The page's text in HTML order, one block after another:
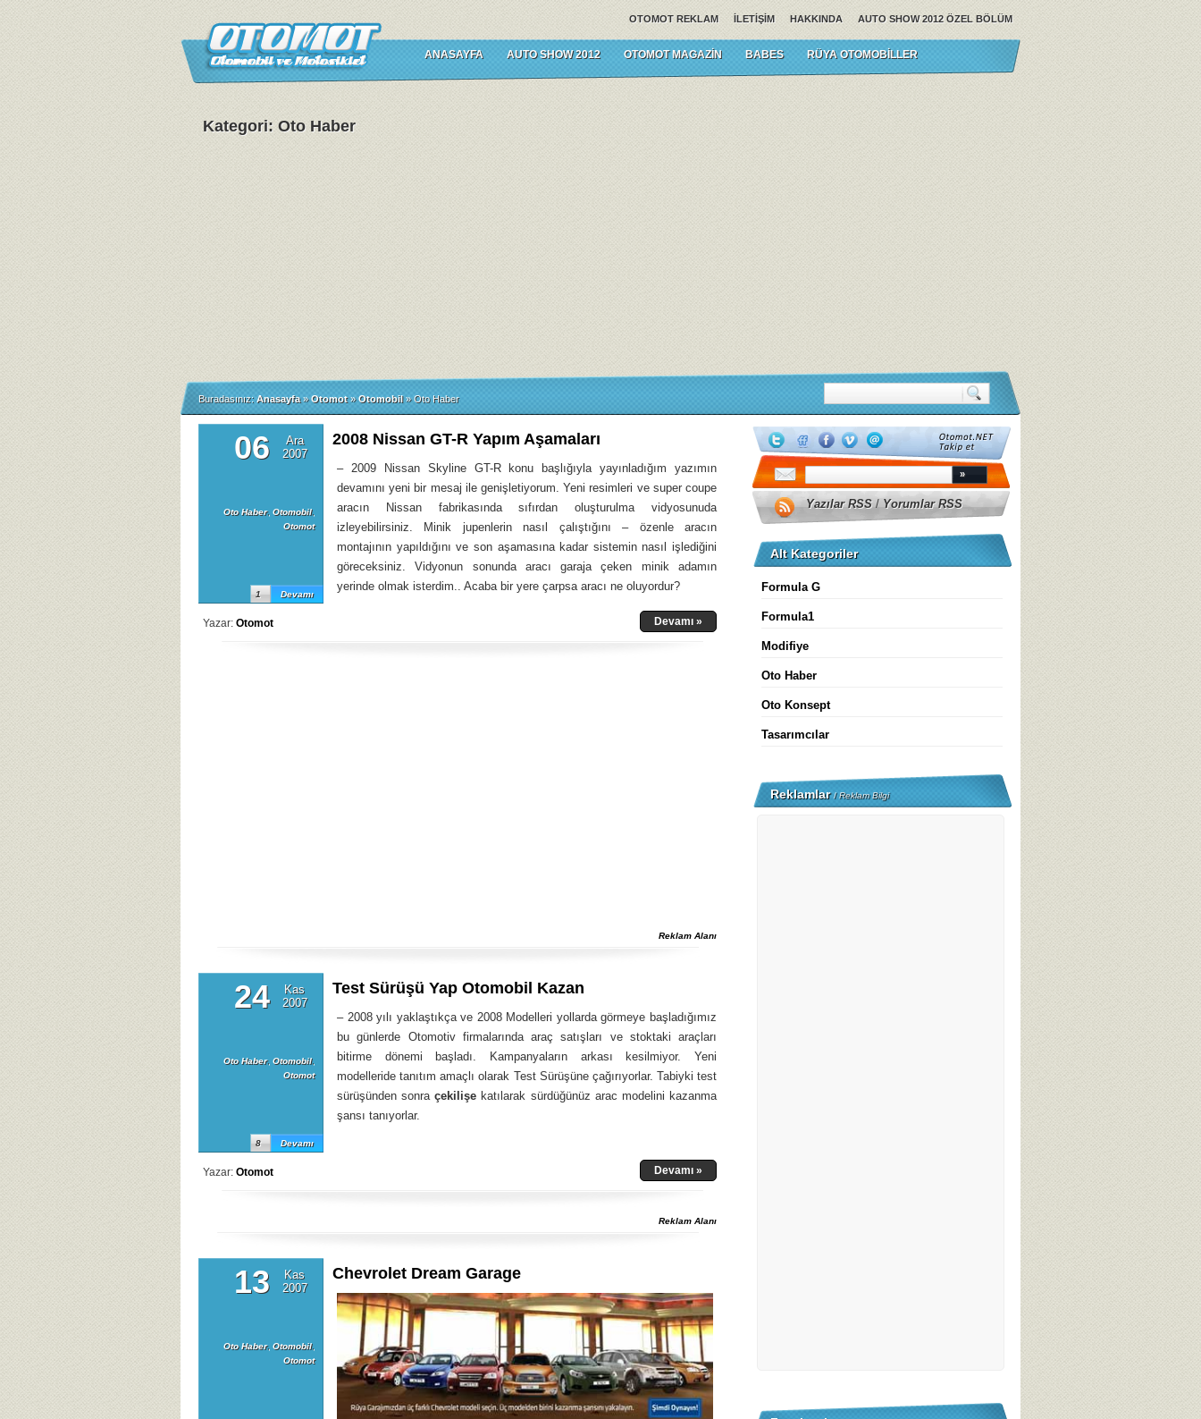
AUTO SHOW 2012 ÖZEL BÖLÜM
HAKKINDA
İLETIŞIM
OTOMOT REKLAM
ANASAYFA AUTO SHOW 2012 OTOMOT MAGAZIN BABES RÜYA OTOMOBILLER
Kategori: Oto Haber
Buradasınız: Anasayfa » Otomot » Otomobil » Oto Haber
06
Ara
2007
Oto Haber, Otomobil,
Otomot
Devamı
1
2008 Nissan GT-R Yapım Aşamaları
– 2009 Nissan Skyline GT-R konu başlığıyla yayınladığım yazımın
devamını yeni bir mesaj ile genişletiyorum. Yeni resimleri ve super coupe
aracın Nissan fabrikasında sıfırdan oluşturulma vidyosunuda
izleyebilirsiniz. Minik jupenlerin nasıl çalıştığını – özenle aracın
montajının yapıldığını ve son aşamasına kadar sistemin nasıl işlediğini
göreceksiniz. Vidyonun sonunda aracı garaja çeken minik adamın
yerinde olmak isterdim.. Acaba bir yere çarpsa aracı ne oluyordur?
Yazar: Otomot Devamı »
Reklam Alanı
24
Kas
2007
Oto Haber, Otomobil,
Otomot
Devamı
8
Test Sürüşü Yap Otomobil Kazan
– 2008 yılı yaklaştıkça ve 2008 Modelleri yollarda görmeye başladığımız
bu günlerde Otomotiv firmalarında araç satışları ve stoktaki araçları
bitirme dönemi başladı. Kampanyaların arkası kesilmiyor. Yeni
modelleride tanıtım amaçlı olarak Test Sürüşüne çağırıyorlar. Tabiyki test
sürüşünden sonraçekilişe katılarak sürdüğünüz arac modelini kazanma
şansı tanıyorlar.
Yazar: Otomot Devamı »
Reklam Alanı
13
Kas
2007
Oto Haber, Otomobil,
Otomot
Chevrolet Dream Garage
Yazılar RSS/Yorumlar RSS
Alt Kategoriler
Formula G
Formula1
Modifiye
Oto Haber
Oto Konsept
Tasarımcılar
Reklamlar/Reklam Bilgi